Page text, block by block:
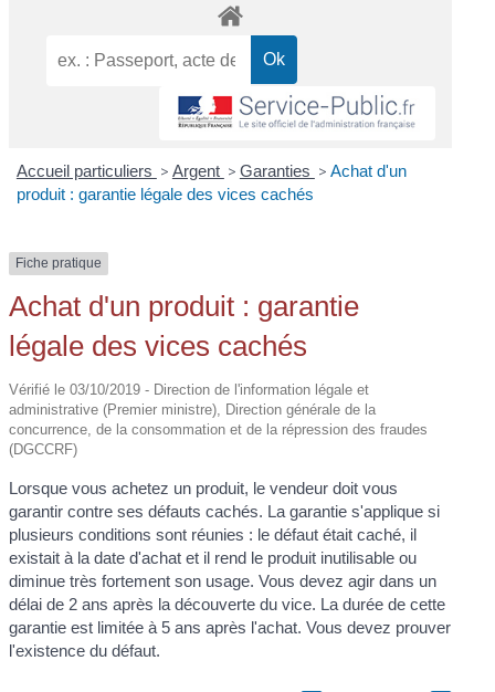
Accueil particuliers > Argent > Garanties > Achat d'un
produit : garantie légale des vices cachés
Fiche pratique
Achat d'un produit : garantie
légale des vices cachés
Vérifié le 03/10/2019 - Direction de l'information légale et
administrative (Premier ministre), Direction générale de la
concurrence, de la consommation et de la répression des fraudes
(DGCCRF)
Lorsque vous achetez un produit, le vendeur doit vous
garantir contre ses défauts cachés. La garantie s'applique si
plusieurs conditions sont réunies : le défaut était caché, il
existait à la date d'achat et il rend le produit inutilisable ou
diminue très fortement son usage. Vous devez agir dans un
délai de 2 ans après la découverte du vice. La durée de cette
garantie est limitée à 5 ans après l'achat. Vous devez prouver
l'existence du défaut.